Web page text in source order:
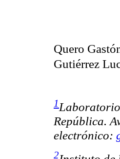
Quero
Gutiérrez
1
República.
electrónico:
2